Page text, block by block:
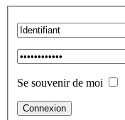
Se souvenir de moi